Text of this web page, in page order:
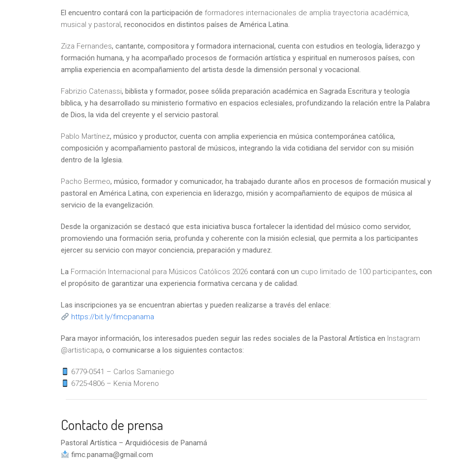
El encuentro contará con la participación de formadores internacionales de amplia trayectoria académica,
musical y pastoral, reconocidos en distintos países de América Latina.
Ziza Fernandes, cantante, compositora y formadora internacional, cuenta con estudios en teología, liderazgo y
formación humana, y ha acompañado procesos de formación artística y espiritual en numerosos países, con
amplia experiencia en acompañamiento del artista desde la dimensión personal y vocacional.
Fabrizio Catenassi, biblista y formador, posee sólida preparación académica en Sagrada Escritura y teología
bíblica, y ha desarrollado su ministerio formativo en espacios eclesiales, profundizando la relación entre la Palabra
de Dios, la vida del creyente y el servicio pastoral.
Pablo Martínez, músico y productor, cuenta con amplia experiencia en música contemporánea católica,
composición y acompañamiento pastoral de músicos, integrando la vida cotidiana del servidor con su misión
dentro de la Iglesia.
Pacho Bermeo, músico, formador y comunicador, ha trabajado durante años en procesos de formación musical y
pastoral en América Latina, con experiencia en liderazgo, misión y acompañamiento de equipos de música al
servicio de la evangelización.
Desde la organización se destacó que esta iniciativa busca fortalecer la identidad del músico como servidor,
promoviendo una formación seria, profunda y coherente con la misión eclesial, que permita a los participantes
ejercer su servicio con mayor conciencia, preparación y madurez.
La Formación Internacional para Músicos Católicos 2026 contará con un cupo limitado de 100 participantes, con
el propósito de garantizar una experiencia formativa cercana y de calidad.
Las inscripciones ya se encuentran abiertas y pueden realizarse a través del enlace:
https://bit.ly/fimcpanama
Para mayor información, los interesados pueden seguir las redes sociales de la Pastoral Artística en Instagram
@artisticapa, o comunicarse a los siguientes contactos:
6779-0541 – Carlos Samaniego
6725-4806 – Kenia Moreno
Contacto de prensa
Pastoral Artística – Arquidiócesis de Panamá
fimc.panama@gmail.com